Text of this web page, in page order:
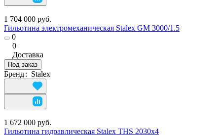
1 704 000 руб.
Гильотина электромеханическая Stalex GM 3000/1.5
0
0
Доставка
Под заказ
Бренд: Stalex
1 672 000 руб.
Гильотина гидравлическая Stalex THS 2030х4